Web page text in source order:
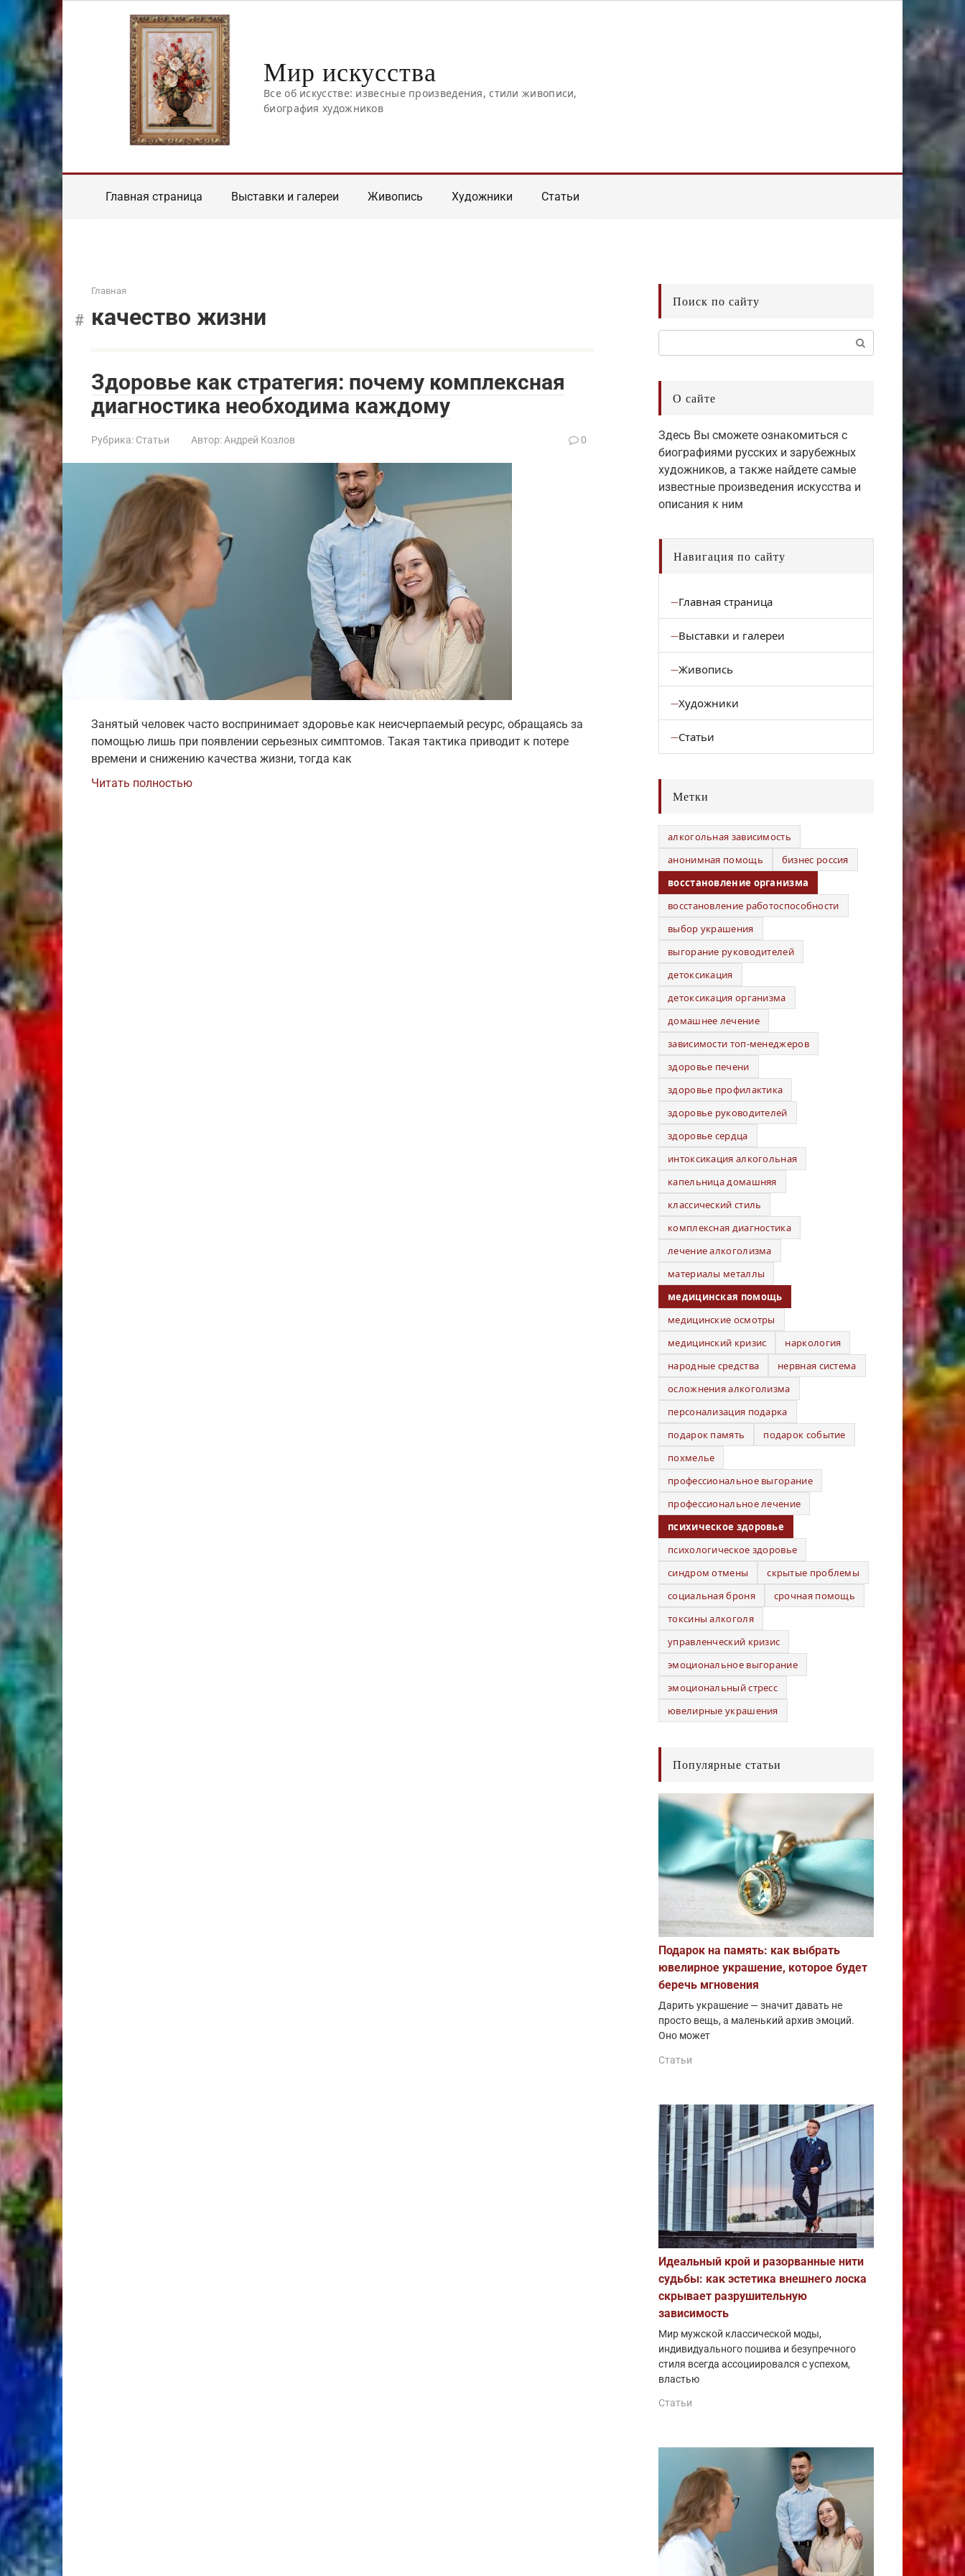
Перейти
контенту
Мир искусства
Все об искусстве: извесные произведения, стили живописи,
биография художников
Главная страница Выставки и галереи Живопись Художники Статьи
Главная
качество жизни
Здоровье как стратегия: почему комплексная
диагностика необходима каждому
Рубрика: Статьи Автор: Андрей Козлов 0
Занятый человек часто воспринимает здоровье как неисчерпаемый ресурс, обращаясь за
помощью лишь при появлении серьезных симптомов. Такая тактика приводит к потере
времени и снижению качества жизни, тогда как
Читать полностью
Поиск по сайту
О сайте
Здесь Вы сможете ознакомиться с
биографиями русских и зарубежных
художников, а также найдете самые
известные произведения искусства и
описания к ним
Навигация по сайту
Главная страница
Выставки и галереи
Живопись
Художники
Статьи
Метки
алкогольная зависимость
анонимная помощь
бизнес россия
восстановление организма
восстановление работоспособности
выбор украшения
выгорание руководителей
детоксикация
детоксикация организма
домашнее лечение
зависимости топ-менеджеров
здоровье печени
здоровье профилактика
здоровье руководителей
здоровье сердца
интоксикация алкогольная
капельница домашняя
классический стиль
комплексная диагностика
лечение алкоголизма
материалы металлы
медицинская помощь
медицинские осмотры
медицинский кризис
наркология
народные средства
нервная система
осложнения алкоголизма
персонализация подарка
подарок память
подарок событие
похмелье
профессиональное выгорание
профессиональное лечение
психическое здоровье
психологическое здоровье
синдром отмены
скрытые проблемы
социальная броня
срочная помощь
токсины алкоголя
управленческий кризис
эмоциональное выгорание
эмоциональный стресс
ювелирные украшения
Популярные статьи
Подарок на память: как выбрать
ювелирное украшение, которое будет
беречь мгновения
Дарить украшение — значит давать не
просто вещь, а маленький архив эмоций.
Оно может
Статьи
Идеальный крой и разорванные нити
судьбы: как эстетика внешнего лоска
скрывает разрушительную
зависимость
Мир мужской классической моды,
индивидуального пошива и безупречного
стиля всегда ассоциировался с успехом,
властью
Статьи